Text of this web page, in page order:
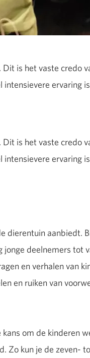
Dit is het vaste credo
ervaring
Dit is het vaste credo
ervaring
dierentuin aanbiedt.
deelnemers tot
en verhalen van
en ruiken van
om de kinderen
Zo kun je de zeven-